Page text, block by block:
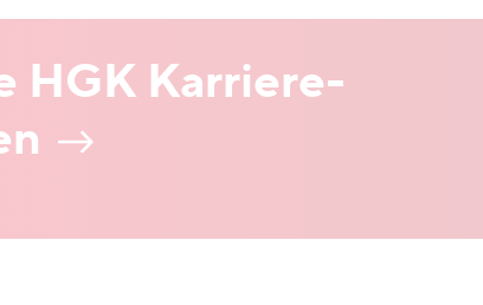
HGK Karriere­